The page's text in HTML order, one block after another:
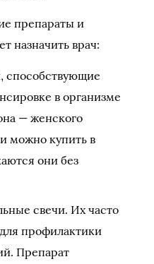
препараты и
назначить врач:
способствующие
в организме
— женского
можно купить в
они без
свечи. Их часто
профилактики
Препарат